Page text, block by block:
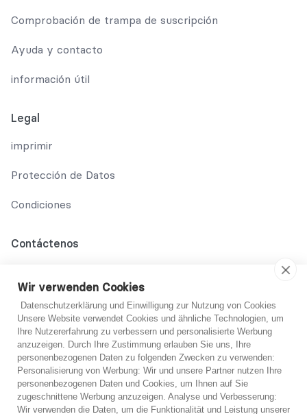
¿No estoy seguro?
Comprobación de trampa de suscripción
Ayuda y contacto
información útil
Legal
imprimir
Protección de Datos
Condiciones
Contáctenos
support@abo-hilfe.de
© 2021 abo-hilfe.de
*Nota: abo-hilfe.de sirve como sitio web informativo. El
consumidor recibe información y consejos y trucos sobre el
Wir verwenden Cookies
Datenschutzerklärung und Einwilligung zur Nutzung von Cookies
Unsere Website verwendet Cookies und ähnliche Technologien, um
Ihre Nutzererfahrung zu verbessern und personalisierte Werbung
anzuzeigen. Durch Ihre Zustimmung erlauben Sie uns, Ihre
personenbezogenen Daten zu folgenden Zwecken zu verwenden:
Personalisierung von Werbung: Wir und unsere Partner nutzen Ihre
personenbezogenen Daten und Cookies, um Ihnen auf Sie
zugeschnittene Werbung anzuzeigen. Analyse und Verbesserung:
Wir verwenden die Daten, um die Funktionalität und Leistung unserer